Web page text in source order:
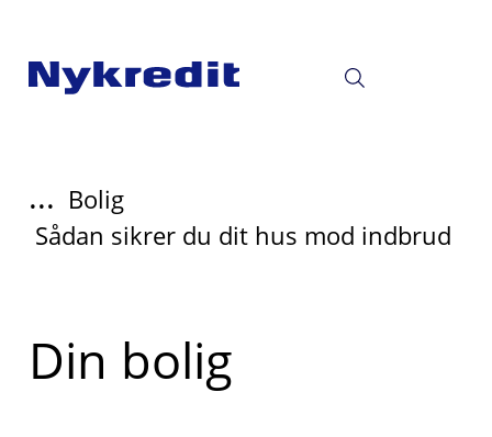
... Bolig
Sådan sikrer du dit hus mod indbrud
Read
more
Din bolig